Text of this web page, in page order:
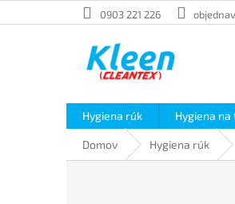
na
0903 221 226
Hygiena rúk Hygiena
Domov Hygiena rúk